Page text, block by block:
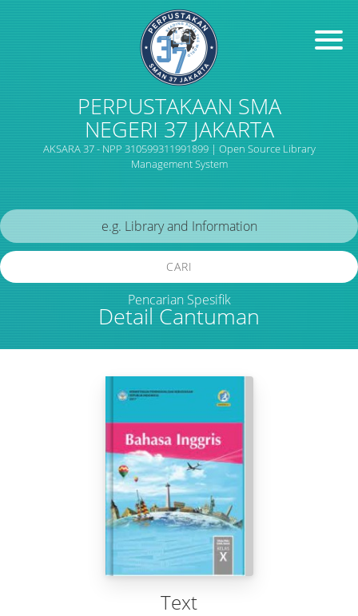
PERPUSTAKAAN SMA
NEGERI 37 JAKARTA
AKSARA 37 - NPP 310599311991899 | Open Source Library
Management System
Detail Cantuman
CARI
Pencarian Spesifik
Text